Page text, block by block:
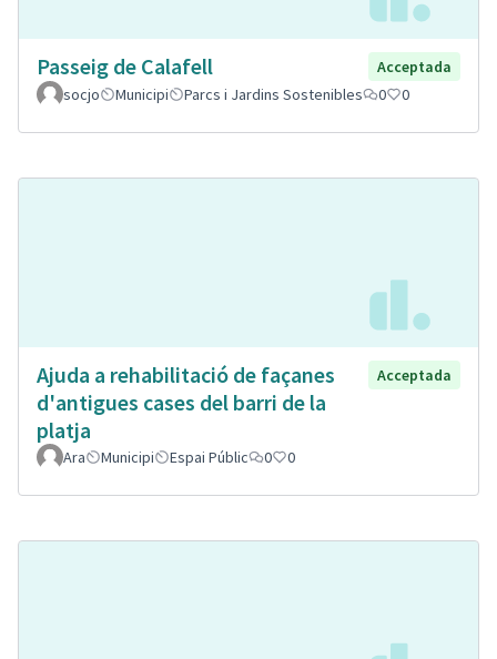
Passeig de Calafell
Acceptada
socjo
Municipi Parcs i Jardins Sostenibles 0 0
Ajuda a rehabilitació de façanes
d'antigues cases del barri de la
platja
Acceptada
Ara Municipi Espai Públic 0 0